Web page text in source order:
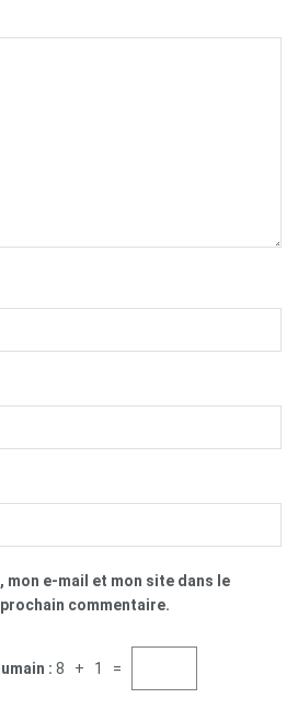
mon e-mail et mon site dans le
commentaire.
: 8 + 1 =